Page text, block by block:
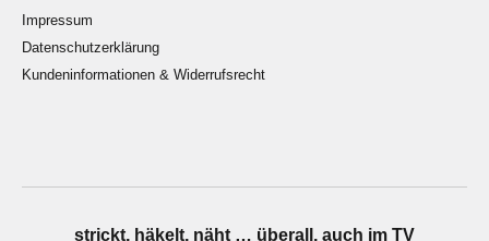
Impressum
Datenschutzerklärung
Kundeninformationen & Widerrufsrecht
strickt, häkelt, näht … überall, auch im TV